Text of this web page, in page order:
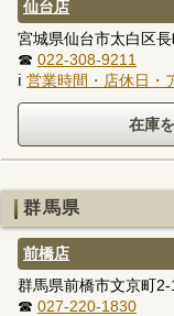
仙台店
宮城県仙台市太白区
☎ 022-308-9211
ℹ 営業時間・店休日・
群馬県
前橋店
群馬県前橋市文京町
☎ 027-220-1830